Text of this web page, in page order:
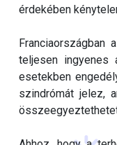
érdekében
Franciaországban
teljesen ingyenes
esetekben
szindrómát jelez,